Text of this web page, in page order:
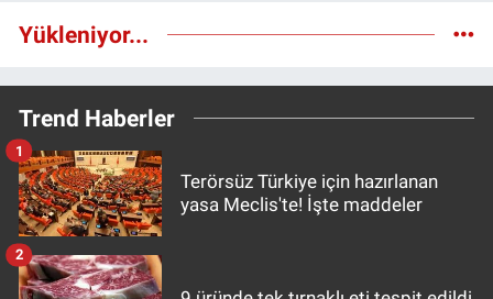
Yükleniyor...
Trend Haberler
Terörsüz Türkiye için hazırlanan
yasa Meclis'te! İşte maddeler
1
2